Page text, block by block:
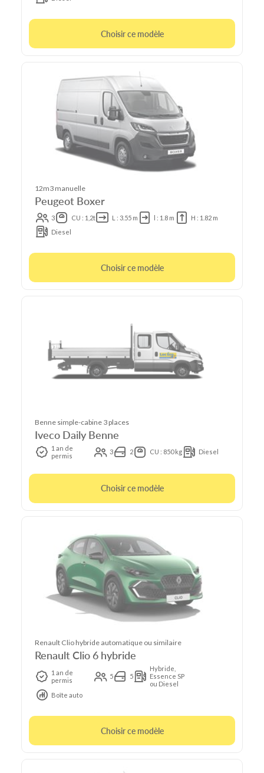
Choisir ce modèle
12m3 manuelle
Peugeot Boxer
3 CU : 1,2t L : 3.55 m l : 1.8 m
H : 1.82 m
Diesel
Choisir ce modèle
Benne simple-cabine 3 places
Iveco Daily Benne
1 an de
permis
3 2 CU : 850 kg Diesel
Choisir ce modèle
Renault Clio hybride automatique ou similaire
Renault Clio 6 hybride
1 an de
permis
5 5
Hybride,
Essence SP
ou Diesel
Boîte auto
Choisir ce modèle